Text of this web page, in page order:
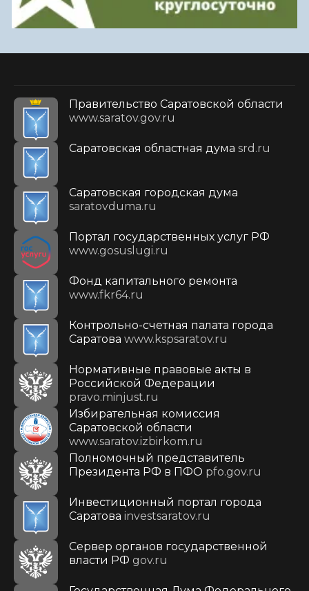
Правительство Саратовской области
www.saratov.gov.ru
Саратовская областная дума srd.ru
Саратовская городская дума
saratovduma.ru
Портал государственных услуг РФ
www.gosuslugi.ru
Фонд капитального ремонта
www.fkr64.ru
Контрольно-счетная палата города
Саратова www.kspsaratov.ru
Нормативные правовые акты в
Российской Федерации
pravo.minjust.ru
Избирательная комиссия
Саратовской области
www.saratov.izbirkom.ru
Полномочный представитель
Президента РФ в ПФО pfo.gov.ru
Инвестиционный портал города
Саратова investsaratov.ru
Сервер органов государственной
власти РФ gov.ru